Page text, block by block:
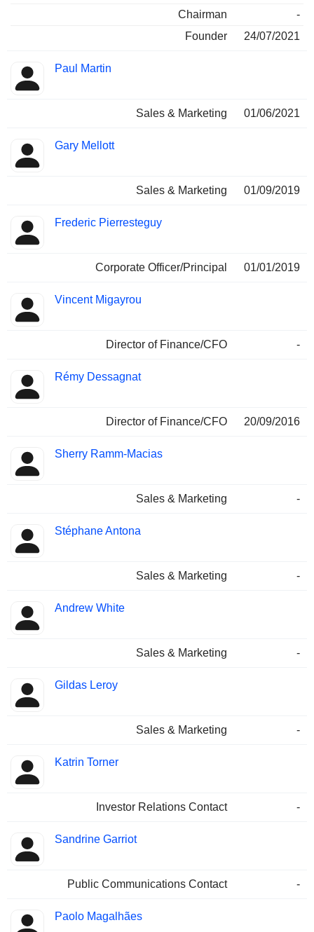
Chairman
-
Founder
24/07/2021
Paul Martin
Sales & Marketing 01/06/2021
Gary Mellott
Sales & Marketing 01/09/2019
Frederic Pierresteguy
Corporate Officer/Principal 01/01/2019
Vincent Migayrou
Director of Finance/CFO -
Rémy Dessagnat
Director of Finance/CFO 20/09/2016
Sherry Ramm-Macias
Sales & Marketing -
Stéphane Antona
Sales & Marketing -
Andrew White
Sales & Marketing -
Gildas Leroy
Sales & Marketing -
Katrin Torner
Investor Relations Contact -
Sandrine Garriot
Public Communications Contact -
Paolo Magalhães